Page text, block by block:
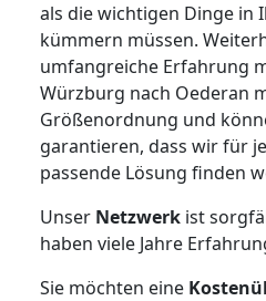
als die wichtigen Dinge in
kümmern müssen.
umfangreiche Erfahrung
Würzburg nach Oederan
Größenordnung und
garantieren, dass wir für
passende Lösung finden
Unser Netzwerk ist
haben viele Jahre
Sie möchten eine